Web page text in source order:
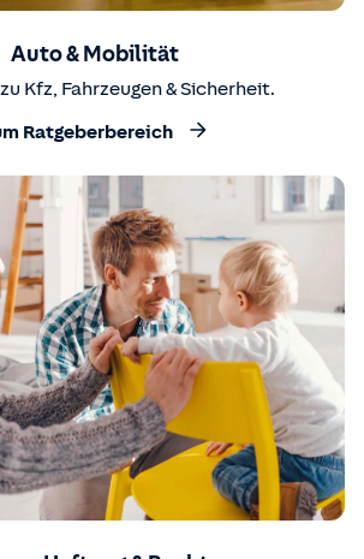
Auto & Mobilität
Kfz, Fahrzeugen & Sicherheit.
Ratgeberbereich